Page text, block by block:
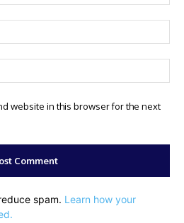
website in this browser for the next
spam. Learn how your